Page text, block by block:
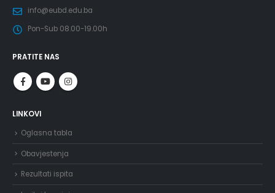
info@eubd.edu.ba
Pon-Sub 08.00-19.00h
PRATITE NAS
LINKOVI
Oglasna tabla
Obavjestenja
Rezultati ispita